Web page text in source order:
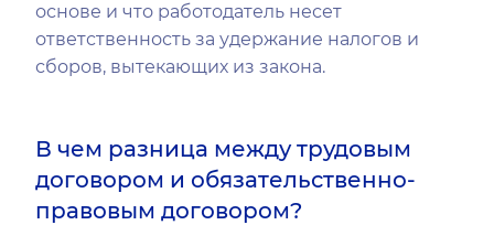
основе и что работодатель несет
ответственность за удержание налогов и
сборов, вытекающих из закона.
В чем разница между трудовым
договором и обязательственно-
правовым договором?